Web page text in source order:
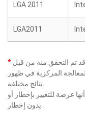
LGA 2011
LGA2011
*
المركزية في ظهور
عرضة للتغيير بإخطار أو